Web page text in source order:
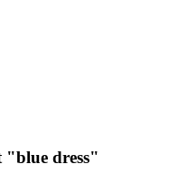
"blue dress"